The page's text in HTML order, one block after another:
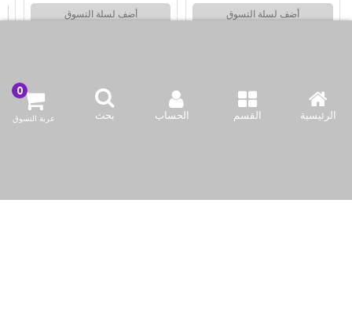
الرئيسية القسم الحساب بحث عربة التسوق
أضف لسلة التسوق أضف لسلة التسوق